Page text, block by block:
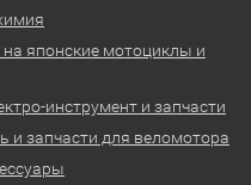
на японские мотоциклы и
инструмент и запчасти
и запчасти для веломотора